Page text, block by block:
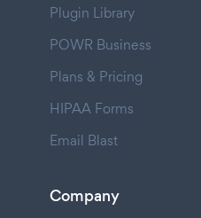
Plugin Library
POWR Business
Plans & Pricing
HIPAA Forms
Email Blast
Company